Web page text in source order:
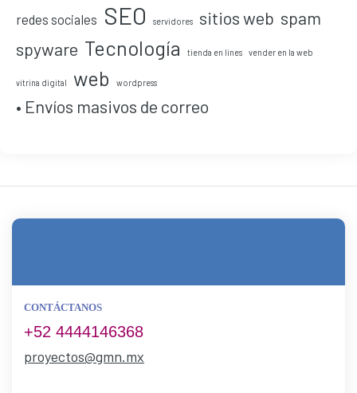
redes sociales SEO servidores sitios web spam
spyware Tecnología tienda en lines vender en la web
vitrina digital web wordpress
• Envíos masivos de correo
CONTÁCTANOS
+52 4444146368
proyectos@gmn.mx